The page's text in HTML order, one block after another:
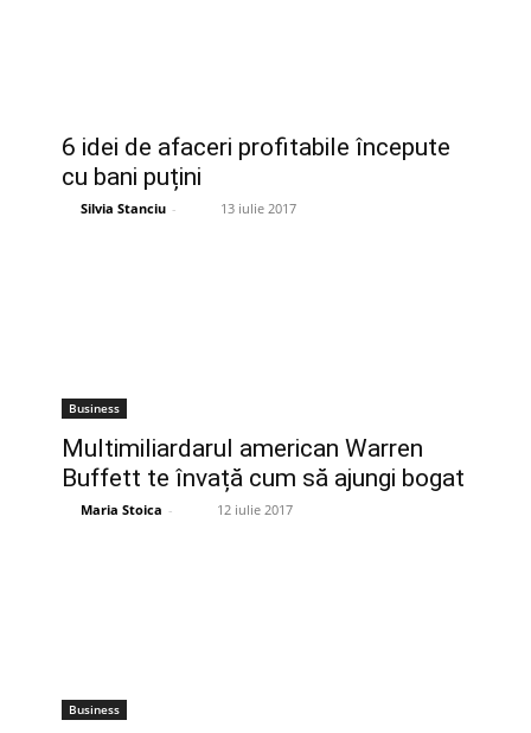
6 idei de afaceri profitabile începute
cu bani puțini
Silvia Stanciu - 13 iulie 2017
Business
Multimiliardarul american Warren
Buffett te învață cum să ajungi bogat
Maria Stoica - 12 iulie 2017
Business